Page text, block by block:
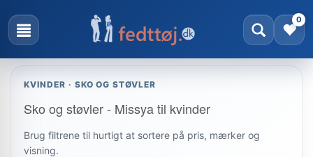
0
KVINDER · SKO OG STØVLER
Sko og støvler - Missya til kvinder
Brug filtrene til hurtigt at sortere på pris, mærker og
visning.